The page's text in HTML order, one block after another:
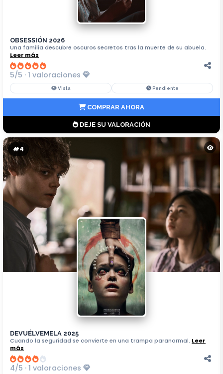
OBSESSIÓN 2026
Una familia descubre oscuros secretos tras la muerte de su abuela.
Leer más
5/5 · 1 valoraciones
Vista Pendiente
COMPRAR AHORA
DEJE SU VALORACIÓN
#4
DEVUÉLVEMELA 2025
Cuando la seguridad se convierte en una trampa paranormal. Leer
más
4/5 · 1 valoraciones